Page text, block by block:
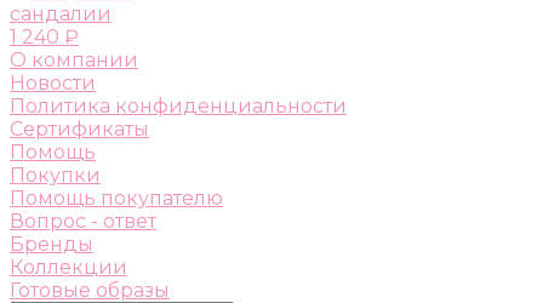
сандалии
1 240 ₽
О компании
Новости
Политика конфиденциальности
Сертификаты
Помощь
Покупки
Помощь покупателю
Вопрос - ответ
Бренды
Коллекции
Готовые образы